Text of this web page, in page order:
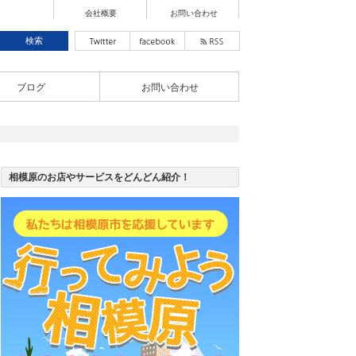
会社概要 お問い合わせ
ブログ お問い合わせ
相模原のお店やサービスをどんどん紹介！